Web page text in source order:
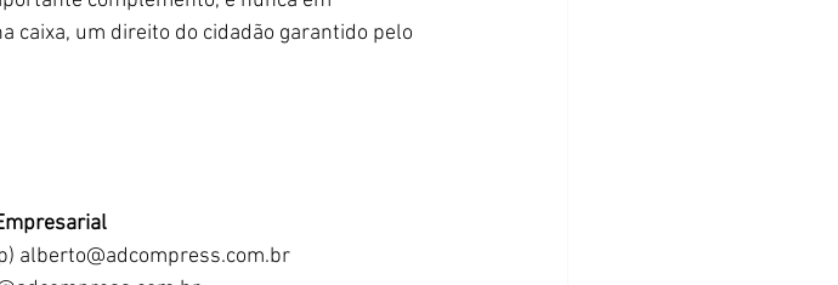
caixa, um direito do cidadão garantido pelo
alberto@adcompress.com.br